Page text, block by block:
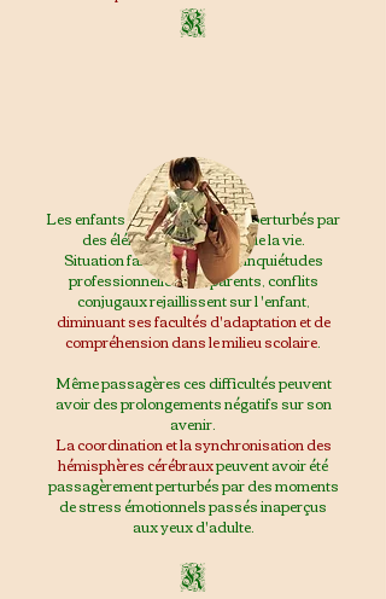
K
Les enfants aussi peuvent être perturbés par
des éléments stressants de la vie.
Situation familiale instable, inquiétudes
professionnelles des parents,conflits
conjugaux rejaillissent sur l 'enfant,
diminuant ses facultés d'adaptation et de
compréhension dans le milieu scolaire.
Même passagères ces difficultés peuvent
avoir des prolongements négatifs sur son
avenir.
La coordination et la synchronisation des
hémisphères cérébrauxpeuvent avoir été
passagèrement perturbés par des moments
de stress émotionnels passés inaperçus
aux yeux d'adulte.
K